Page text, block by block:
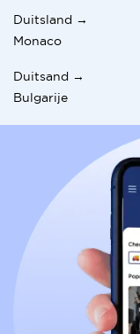
Duitsland →
Monaco
Duitsand →
Bulgarije